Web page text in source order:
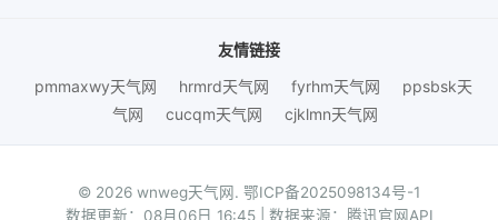
友情链接
pmmaxwy天气网
hrmrd天气网 fyrhm天气网
ppsbsk天
气网
cucqm天气网 cjklmn天气网
© 2026 wnweg天气网. 鄂ICP备2025098134号-1
数据更新：08月06日 16:45 | 数据来源：腾讯官网API